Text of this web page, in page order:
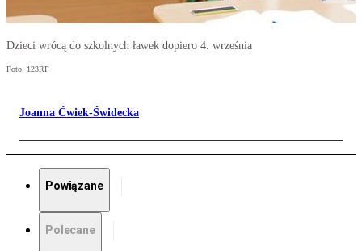
Dzieci wrócą do szkolnych ławek dopiero 4. września
Foto: 123RF
Joanna Ćwiek-Świdecka
Powiązane
Polecane